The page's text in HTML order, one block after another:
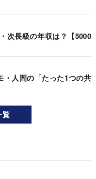
次長級の年収は？【5000
・人間の「たった1つの共
覧